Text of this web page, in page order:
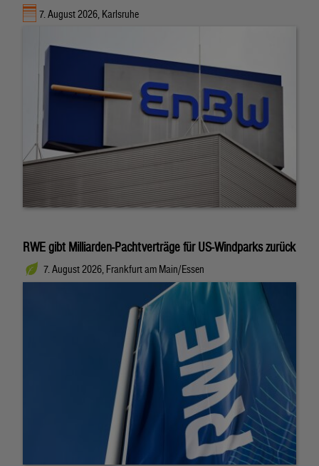
7. August 2026, Karlsruhe
RWE gibt Milliarden-Pachtverträge für US-Windparks zurück
7. August 2026, Frankfurt am Main/Essen